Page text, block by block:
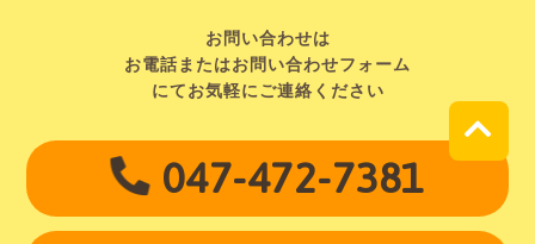
お問い合わせは
お電話またはお問い合わせフォーム
にてお気軽にご連絡ください
047-472-7381